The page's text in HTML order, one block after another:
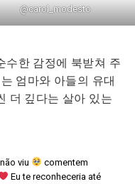
@carol_modesto
수한 감정에 북받쳐 주
엄마와 아들의 유대
더 깊다는 살아 있는
viu
comentem
Eu te reconheceria até